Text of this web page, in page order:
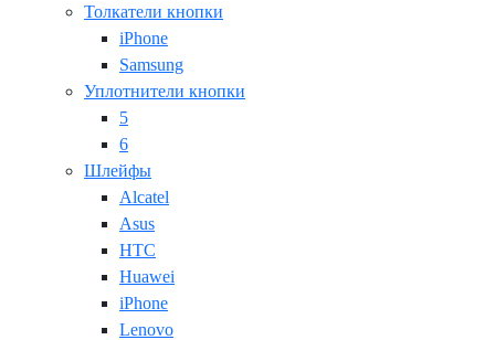
Толкатели кнопки
iPhone
Samsung
Уплотнители кнопки
5
6
Шлейфы
Alcatel
Asus
HTC
Huawei
iPhone
Lenovo